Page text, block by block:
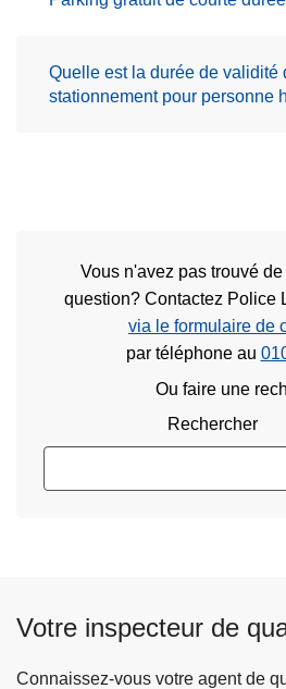
Quelle est la durée de validité
stationnement pour personne
Vous n'avez pas trouvé
question? Contactez Police
via le formulaire de
par téléphone au
Ou faire une
Rechercher
Votre inspecteur de
Connaissez-vous votre agent de